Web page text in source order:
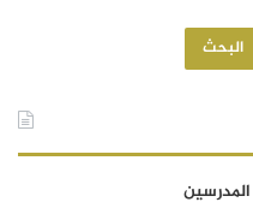
البحث
المدرسين